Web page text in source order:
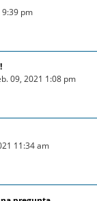
9:39 pm
09, 2021 1:08 pm
11:34 am